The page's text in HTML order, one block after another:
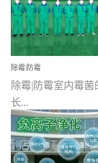
多彩的家居产品和
调，但也带来了以
首的室内...
除霉|防霉
除霉|防霉室内霉菌
长...
受温度、湿度、基